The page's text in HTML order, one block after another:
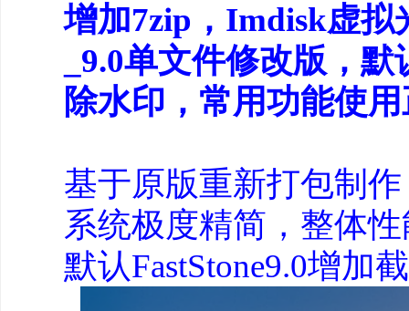
增加7zip，Imdisk虚拟
_9.0单文件修改版，
除水印，常用功能使
基于原版重新打包制
系统极度精简，整体
默认FastStone9.0增加